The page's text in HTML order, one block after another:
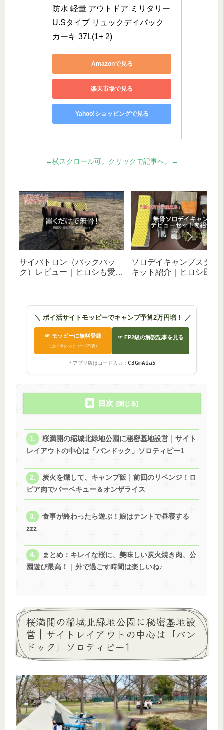
防水 軽量 アウトドア ミリタリー
U.Sタイプ リュックデイパック
カーキ 37L(1+ 2)
Amazonで見る
楽天市場で見る
Yahoo!ショッピングで見る
←横スクロール可。クリックで記事へ。→
サイバトロン（バックパッ
ク）レビュー｜ヒロシも愛用
ソロデイキャンプスター
キット紹介｜ヒロシ風無
＼ ポイ活サイトモッピーでキャンプ予算2万円増！ ／
☞ モッピーに無料登録
（上のボタンはコード不要）
☞ FP2級の解説記事を見る
＊アプリ版はコード入力： C3GmA1a5
目次
桜満開の稲城北緑地公園に秘密基地設営｜サイト
レイアウトの中心は「バンドック」ソロティピー1
炭火を熾して、キャンプ飯｜前回のリベンジ！ロ
ピア肉でバーベキュー＆オンザライス
食事が終わったら遊ぶ！娘はテントで昼寝する
zzz
まとめ：キレイな桜に、美味しい炭火焼き肉、公
園遊び最高！｜外で過ごす時間は楽しいね♪
桜満開の稲城北緑地公園に秘密基地設
営｜サイトレイアウトの中心は「バン
ドック」ソロティピー1